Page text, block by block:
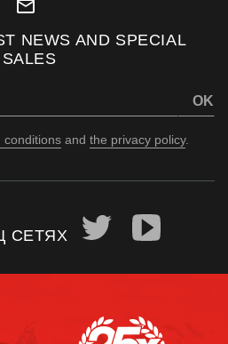
mail_outline
NEWS AND SPECIAL
SALES
OK
conditions and the privacy policy.
СЕТЯХ